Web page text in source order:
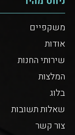
משקפיים
אודות
שירותי החנות
המלצות
בלוג
שאלות תשובות
צור קשר